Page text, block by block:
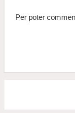
Per poter